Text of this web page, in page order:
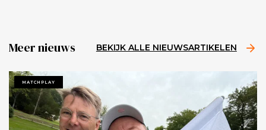
Meer nieuws BEKIJK ALLE NIEUWSARTIKELEN
MATCHPLAY